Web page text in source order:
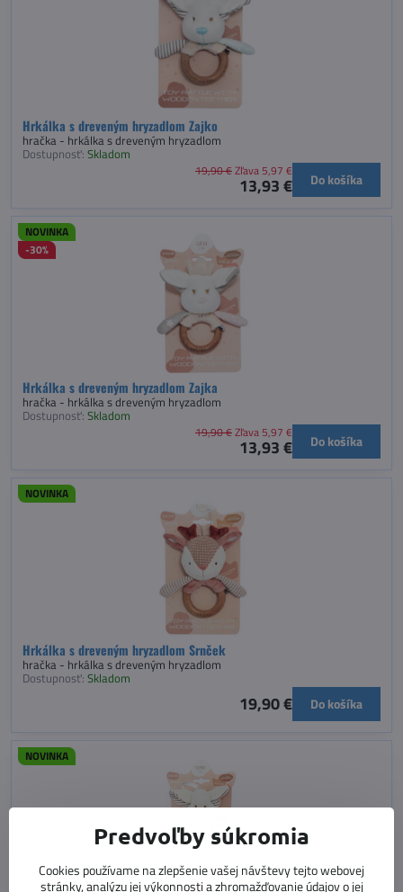
Hrkálka s dreveným hryzadlom Zajko
hračka - hrkálka s dreveným hryzadlom
Dostupnosť: Skladom
13,93 €
19,90 €Zľava 5,97 € Do košíka
Hrkálka s dreveným hryzadlom Zajka
NOVINKA
-30%
hračka - hrkálka s dreveným hryzadlom
Dostupnosť: Skladom
13,93 €
19,90 €Zľava 5,97 € Do košíka
Hrkálka s dreveným hryzadlom Srnček
NOVINKA
hračka - hrkálka s dreveným hryzadlom
Dostupnosť: Skladom
19,90 € Do košíka
NOVINKA
Predvoľby súkromia
Cookies používame na zlepšenie vašej návštevy tejto webovej
stránky, analýzu jej výkonnosti a zhromažďovanie údajov o jej